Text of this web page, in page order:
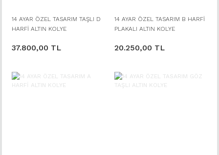
14 AYAR ÖZEL TASARIM TAŞLI D
HARFİ ALTIN KOLYE
37.800,00 TL
14 AYAR ÖZEL TASARIM B HARFİ
PLAKALI ALTIN KOLYE
20.250,00 TL